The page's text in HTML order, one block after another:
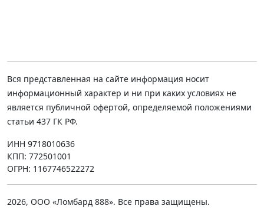
Вся представленная на сайте информация носит
информационный характер и ни при каких условиях не
является публичной офертой, определяемой положениями
статьи 437 ГК РФ.
ИНН 9718010636
КПП: 772501001
ОГРН: 1167746522272
2026, ООО «Ломбард 888». Все права защищены.